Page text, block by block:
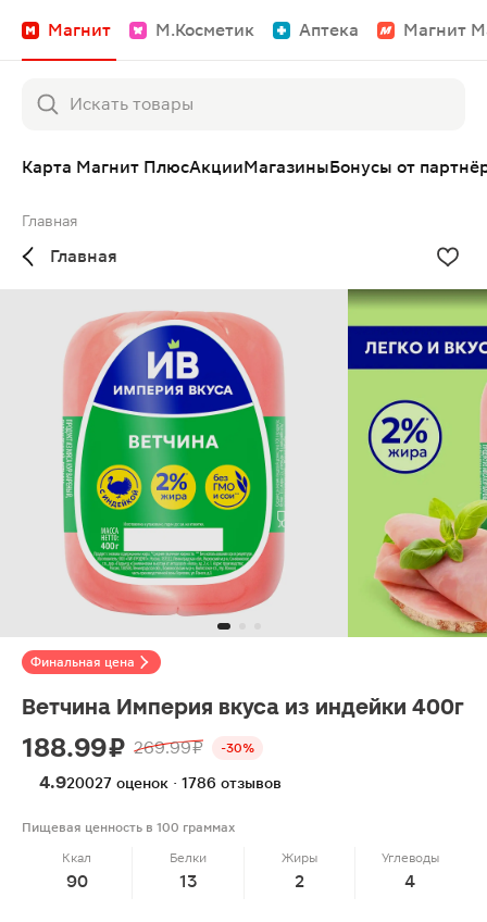
Магнит М.Косметик Аптека Магнит
Карта Магнит ПлюсАкцииМагазиныБонусы от
Главная
Главная
Финальная цена
Ветчина Империя вкуса из индейки 400г
188.99 ₽ 269.99 ₽ -30%
4.920027 оценок · 1786 отзывов
Пищевая ценность в 100 граммах
Ккал
90
Белки
13
Жиры
2
Углеводы
4